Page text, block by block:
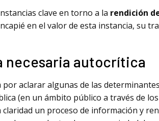
clave en torno a la rendición
en el valor de esta instancia, su
necesaria autocrítica
aclarar algunas de las
(en un ámbito público a través de
un proceso de información y